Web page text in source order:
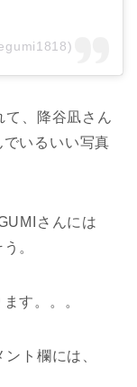
て、降谷凪さん
いるいい写真
さんには
。
す。。。
ト欄には、